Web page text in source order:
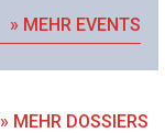
» MEHR EVENTS
» MEHR DOSSIERS